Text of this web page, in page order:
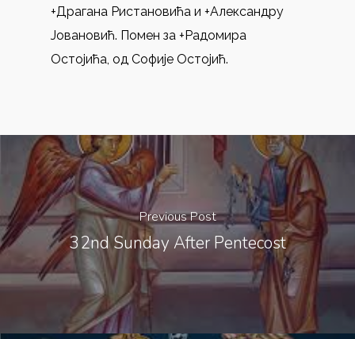
+Драгана Ристановића и +Александру
Јовановић. Помен за +Радомира
Остојића, од Софије Остојић.
Previous Post
32nd Sunday After Pentecost